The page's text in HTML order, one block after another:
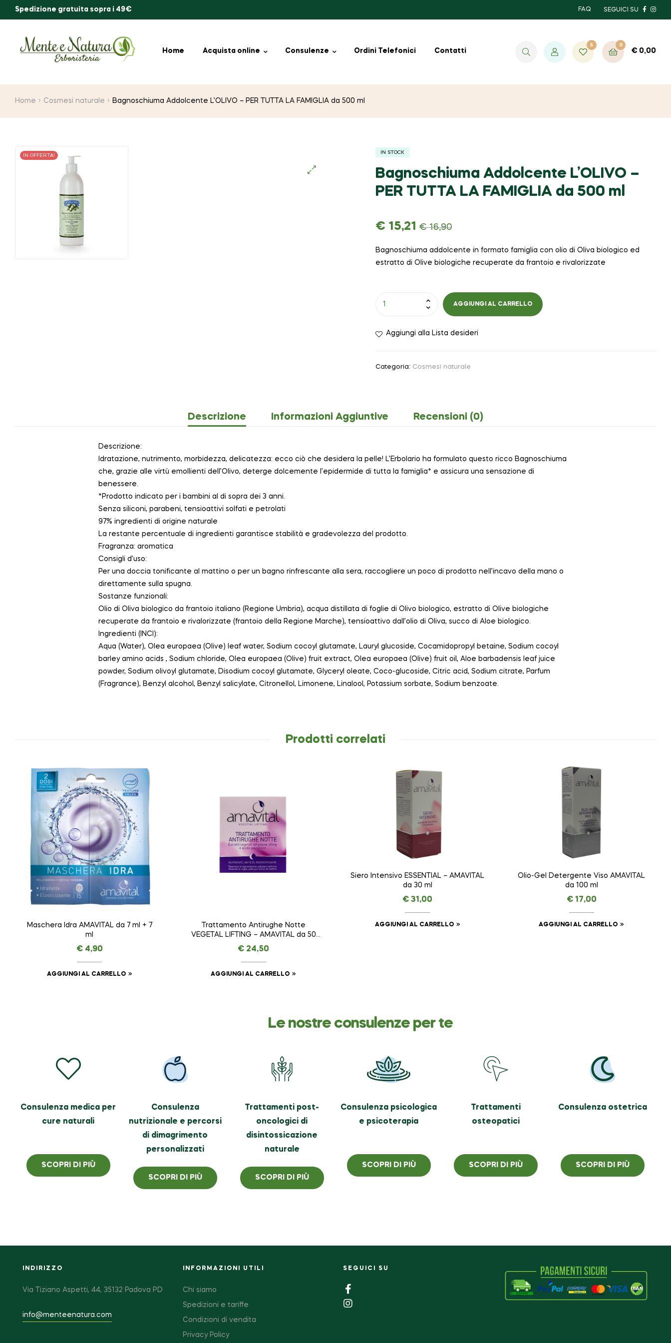
Spedizione gratuita sopra i 49€ FAQ SEGUICI SU
Home Acquista online Consulenze Ordini Telefonici Contatti
5 0
€ 0,00
Home Cosmesi naturale Bagnoschiuma Addolcente L’OLIVO – PER TUTTA LA FAMIGLIA da 500 ml
IN OFFERTA!
IN STOCK
Bagnoschiuma Addolcente L’OLIVO –
PER TUTTA LA FAMIGLIA da 500 ml
€16,90
€ 15,21
Bagnoschiuma addolcente in formato famiglia con olio di Oliva biologico ed
estratto di Olive biologiche recuperate da frantoio e rivalorizzate
AGGIUNGI AL CARRELLO
Aggiungi alla Lista desideri
Categoria: Cosmesi naturale
Descrizione Informazioni Aggiuntive Recensioni (0)
Descrizione:
Idratazione, nutrimento, morbidezza, delicatezza: ecco ciò che desidera la pelle! L’Erbolario ha formulato questo ricco Bagnoschiuma
che, grazie alle virtù emollienti dell’Olivo, deterge dolcemente l’epidermide di tutta la famiglia* e assicura una sensazione di
benessere.
*Prodotto indicato per i bambini al di sopra dei 3 anni.
Senza siliconi, parabeni, tensioattivi solfati e petrolati
97% ingredienti di origine naturale
La restante percentuale di ingredienti garantisce stabilità e gradevolezza del prodotto.
Fragranza: aromatica
Consigli d’uso:
Per una doccia tonificante al mattino o per un bagno rinfrescante alla sera, raccogliere un poco di prodotto nell’incavo della mano o
direttamente sulla spugna.
Sostanze funzionali:
Olio di Oliva biologico da frantoio italiano (Regione Umbria), acqua distillata di foglie di Olivo biologico, estratto di Olive biologiche
recuperate da frantoio e rivalorizzate (frantoio della Regione Marche), tensioattivo dall’olio di Oliva, succo di Aloe biologico.
Ingredienti (INCI):
Aqua (Water), Olea europaea (Olive) leaf water, Sodium cocoyl glutamate, Lauryl glucoside, Cocamidopropyl betaine, Sodium cocoyl
barley amino acids , Sodium chloride, Olea europaea (Olive) fruit extract, Olea europaea (Olive) fruit oil, Aloe barbadensis leaf juice
powder, Sodium olivoyl glutamate, Disodium cocoyl glutamate, Glyceryl oleate, Coco-glucoside, Citric acid, Sodium citrate, Parfum
(Fragrance), Benzyl alcohol, Benzyl salicylate, Citronellol, Limonene, Linalool, Potassium sorbate, Sodium benzoate.
Prodotti correlati
Maschera Idra AMAVITAL da 7 ml + 7
ml
€4,90
AGGIUNGI AL CARRELLO
Trattamento Antirughe Notte
VEGETAL LIFTING – AMAVITAL da 50
ml
€ 24,50
AGGIUNGI AL CARRELLO
Siero Intensivo ESSENTIAL – AMAVITAL
da 30 ml
€ 31,00
AGGIUNGI AL CARRELLO
Olio-Gel Detergente Viso AMAVITAL
da 100 ml
€17,00
AGGIUNGI AL CARRELLO
Le nostre consulenze per te
Consulenza medica per
cure naturali
SCOPRI DI PIÙ
Consulenza
nutrizionale e percorsi
di dimagrimento
personalizzati
SCOPRI DI PIÙ
Trattamenti post-
oncologici di
disintossicazione
naturale
SCOPRI DI PIÙ
Consulenza psicologica
e psicoterapia
SCOPRI DI PIÙ
Trattamenti
osteopatici
SCOPRI DI PIÙ
Consulenza ostetrica
SCOPRI DI PIÙ
INDIRIZZO
Via Tiziano Aspetti, 44, 35132 Padova PD
info@menteenatura.com
INFORMAZIONI UTILI
Chi siamo
Spedizioni e tariffe
Condizioni di vendita
Privacy Policy
SEGUICI SU